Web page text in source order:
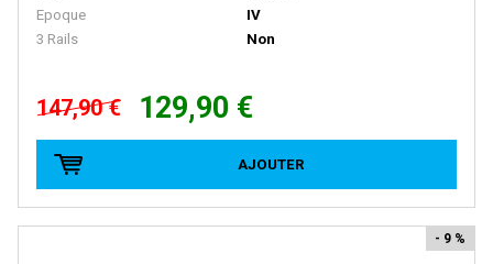
Carpena
COLINTER PRODUCTION
COLLE 21
Epoque
IV
3 Rails
Non
147,90 € 129,90 €
AJOUTER
- 9 %